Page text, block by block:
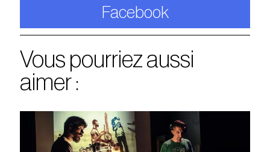
Facebook
Vous pourriez aussi
aimer :